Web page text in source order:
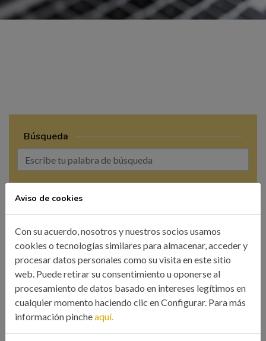
Búsqueda
CATEGORÍAS
Colegio
Eventos
Aviso de cookies
Con su acuerdo, nosotros y nuestros socios usamos
cookies o tecnologías similares para almacenar, acceder y
procesar datos personales como su visita en este sitio
web. Puede retirar su consentimiento u oponerse al
procesamiento de datos basado en intereses legítimos en
cualquier momento haciendo clic en Configurar. Para más
información pincheaquí.